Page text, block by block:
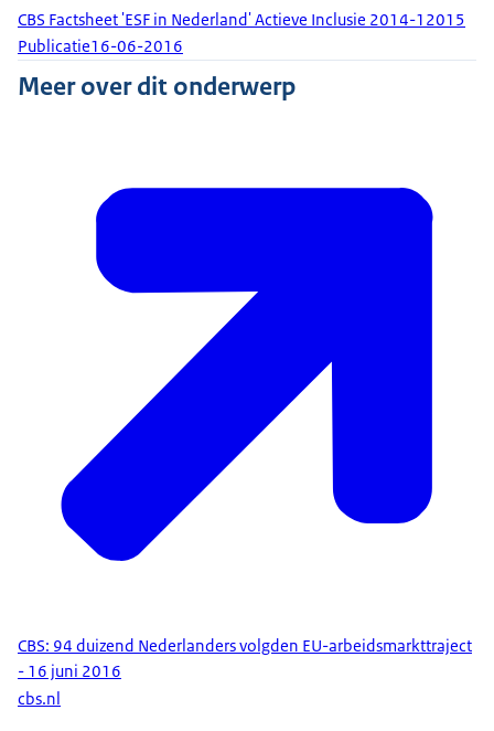
CBS Factsheet 'ESF in Nederland' Actieve Inclusie 2014-12015
Publicatie16-06-2016
Meer over dit onderwerp
CBS: 94 duizend Nederlanders volgden EU-arbeidsmarkttraject
- 16 juni 2016
cbs.nl